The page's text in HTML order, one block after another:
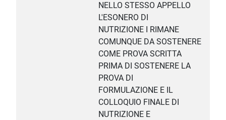
NELLO STESSO APPELLO
L'ESONERO DI
NUTRIZIONE I RIMANE
COMUNQUE DA SOSTENERE
COME PROVA SCRITTA
PRIMA DI SOSTENERE LA
PROVA DI
FORMULAZIONE E IL
COLLOQUIO FINALE DI
NUTRIZIONE E